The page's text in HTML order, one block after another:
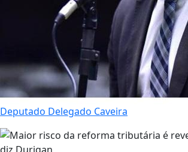
Deputado Delegado Caveira